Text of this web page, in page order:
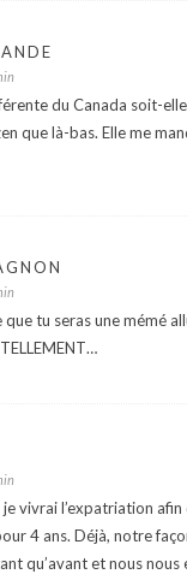
du Canada soit-
que là-bas. Elle me
tu seras une mémé
vivrai l’expatriation
4 ans. Déjà, notre
qu’avant et nous